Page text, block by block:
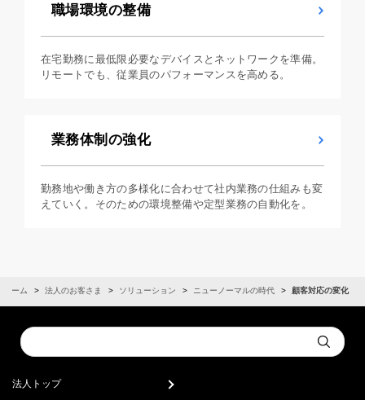
職場環境の整備
在宅勤務に最低限必要なデバイスとネットワークを準備。
リモートでも、従業員のパフォーマンスを高める。
業務体制の強化
勤務地や働き方の多様化に合わせて社内業務の仕組みも変
えていく。そのための環境整備や定型業務の自動化を。
ホーム 法人のお客さま ソリューション ニューノーマルの時代 顧客対応の変化
Conduct
a
Submit
法人トップ